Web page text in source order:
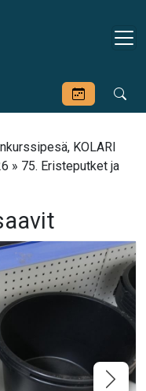
KOLARI
» 75. Eristeputket ja